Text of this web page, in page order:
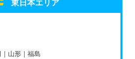
東日本エリア
山形｜福島